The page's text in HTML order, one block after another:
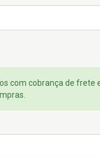
com cobrança de frete